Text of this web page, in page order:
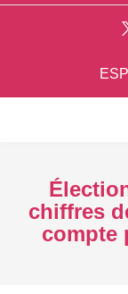
chiffres
compte